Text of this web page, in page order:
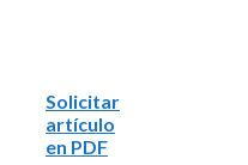
Solicitar
artículo
en PDF